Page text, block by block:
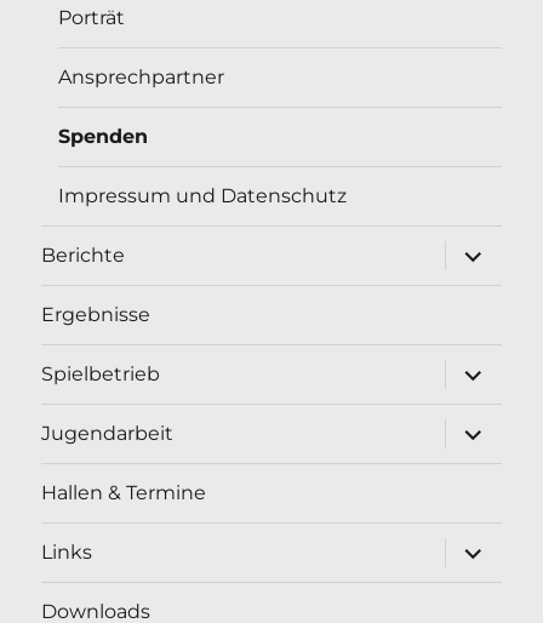
Porträt
Ansprechpartner
Spenden
Impressum und Datenschutz
Berichte
öffnen
Ergebnisse
Spielbetrieb
öffnen
Jugendarbeit
öffnen
Hallen & Termine
Links
öffnen
Downloads